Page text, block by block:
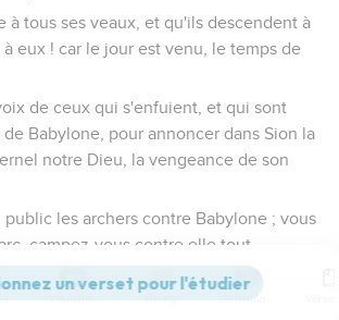
à tous ses veaux, et qu'ils descendent à
eux ! car le jour est venu, le temps de
de ceux qui s'enfuient, et qui sont
Babylone, pour annoncer dans Sion la
notre Dieu, la vengeance de son
public les archers contre Babylone ; vous
campez-vous contre elle tout
n'échappe ; rendez-lui selon ses
selon tout ce qu'elle a fait ; car elle s'est
Commentaires Strong